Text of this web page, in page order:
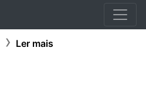
Ler mais